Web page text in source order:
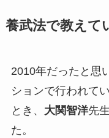
養武法で教えて
2010年だったと思
ションで行われて
とき、 大関智洋先
た。